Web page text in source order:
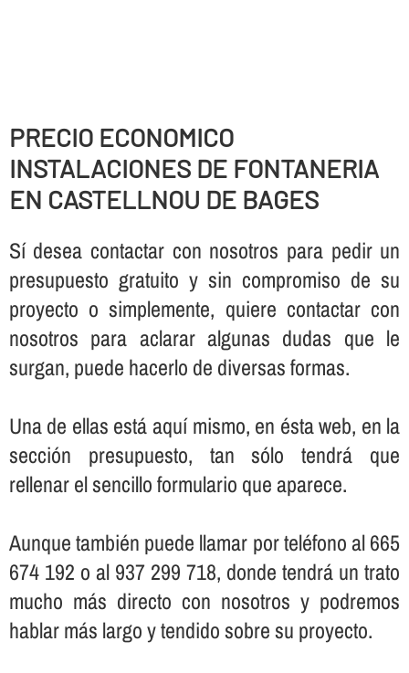
PRECIO ECONOMICO
INSTALACIONES DE FONTANERIA
EN CASTELLNOU DE BAGES
Sí­ desea contactar con nosotros para pedir un
presupuesto gratuito y sin compromiso de su
proyecto o simplemente, quiere contactar con
nosotros para aclarar algunas dudas que le
surgan, puede hacerlo de diversas formas.
Una de ellas está aquí­ mismo, en ésta web, en la
sección presupuesto, tan sólo tendrá que
rellenar el sencillo formulario que aparece.
Aunque también puede llamar por teléfono al 665
674 192 o al 937 299 718, donde tendrá un trato
mucho más directo con nosotros y podremos
hablar más largo y tendido sobre su proyecto.